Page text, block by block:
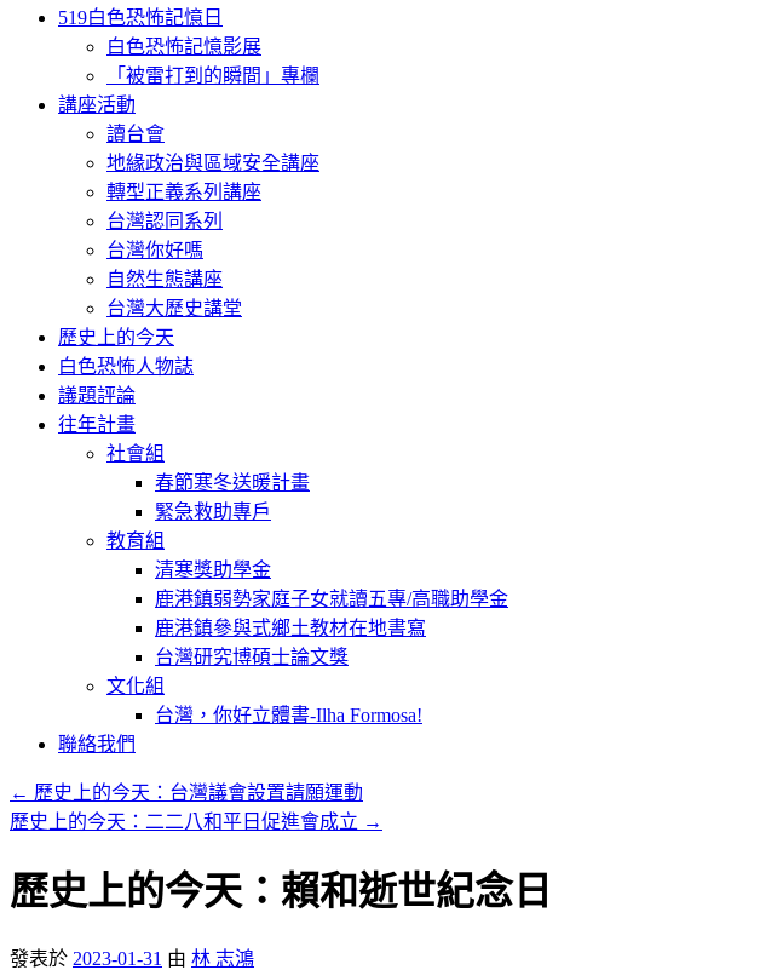
519白色恐怖記憶日
白色恐怖記憶影展
「被雷打到的瞬間」專欄
講座活動
讀台會
地緣政治與區域安全講座
轉型正義系列講座
台灣認同系列
台灣你好嗎
自然生態講座
台灣大歷史講堂
歷史上的今天
白色恐怖人物誌
議題評論
往年計畫
社會組
春節寒冬送暖計畫
緊急救助專戶
教育組
清寒獎助學金
鹿港鎮弱勢家庭子女就讀五專/高職助學金
鹿港鎮參與式鄉土教材在地書寫
台灣研究博碩士論文獎
文化組
台灣，你好立體書-Ilha Formosa!
聯絡我們
← 歷史上的今天：台灣議會設置請願運動
歷史上的今天：二二八和平日促進會成立 →
歷史上的今天：賴和逝世紀念日
發表於 2023-01-31 由 林 志鴻